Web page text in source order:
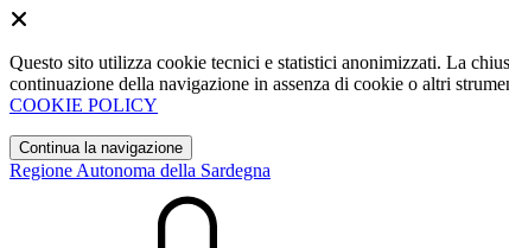
Questo sito utilizza cookie tecnici e statistici anonimizzati. La
continuazione della navigazione in assenza di cookie o altri
COOKIE POLICY
Continua la navigazione
Regione Autonoma della Sardegna